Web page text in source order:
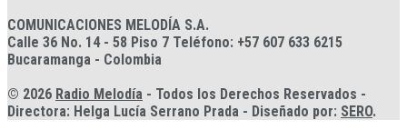
COMUNICACIONES MELODÍA S.A.
Calle 36 No. 14 - 58 Piso 7 Teléfono: +57 607 633 6215
Bucaramanga - Colombia
© 2026 Radio Melodía - Todos los Derechos Reservados -
Directora: Helga Lucía Serrano Prada - Diseñado por: SERO.